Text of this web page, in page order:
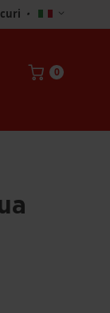
•
Seleziona
negozio
0